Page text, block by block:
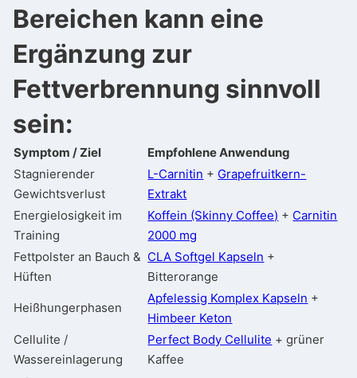
Bereichen kann eine
Ergänzung zur
Fettverbrennung sinnvoll
sein:
Symptom / Ziel
Empfohlene Anwendung
Stagnierender
Gewichtsverlust
L-Carnitin + Grapefruitkern-
Extrakt
Energielosigkeit im
Training
Koffein (Skinny Coffee) + Carnitin
2000 mg
Fettpolster an Bauch &
Hüften
CLA Softgel Kapseln +
Bitterorange
Heißhungerphasen
Apfelessig Komplex Kapseln +
Himbeer Keton
Cellulite /
Wassereinlagerung
Perfect Body Cellulite + grüner
Kaffee